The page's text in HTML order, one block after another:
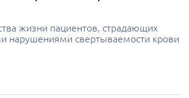
жизни пациентов, страдающих
нарушениями свертываемости крови